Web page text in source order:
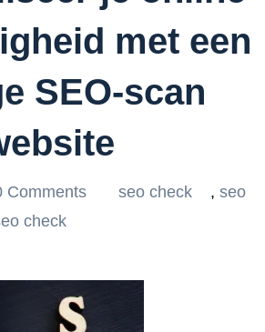
met een
SEO-scan
Comments seo check , seo
check